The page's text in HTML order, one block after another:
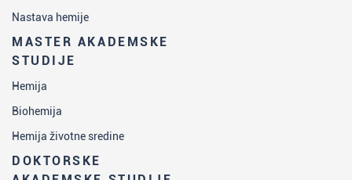
Nastava hemije
MASTER AKADEMSKE
STUDIJE
Hemija
Biohemija
Hemija životne sredine
DOKTORSKE